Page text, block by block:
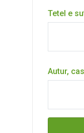
Tetel e
Autur,